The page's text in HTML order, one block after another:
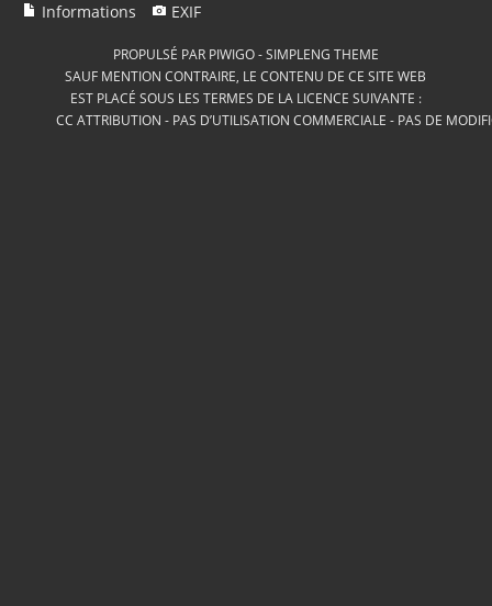
Informations EXIF
PROPULSÉ PAR PIWIGO-SIMPLENG THEME
SAUF MENTION CONTRAIRE, LE CONTENU DE CE SITE WEB
EST PLACÉ SOUS LES TERMES DE LA LICENCE SUIVANTE :
CC ATTRIBUTION - PAS D’UTILISATION COMMERCIALE - PAS DE